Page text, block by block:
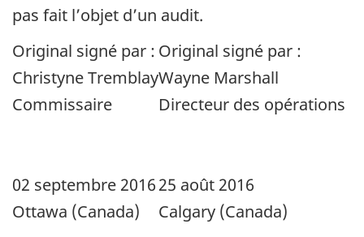
pas fait l’objet d’un audit.
Original signé par :
Christyne Tremblay
Commissaire
02 septembre 2016
Ottawa (Canada)
Original signé par :
Wayne Marshall
Directeur des opérations
25 août 2016
Calgary (Canada)